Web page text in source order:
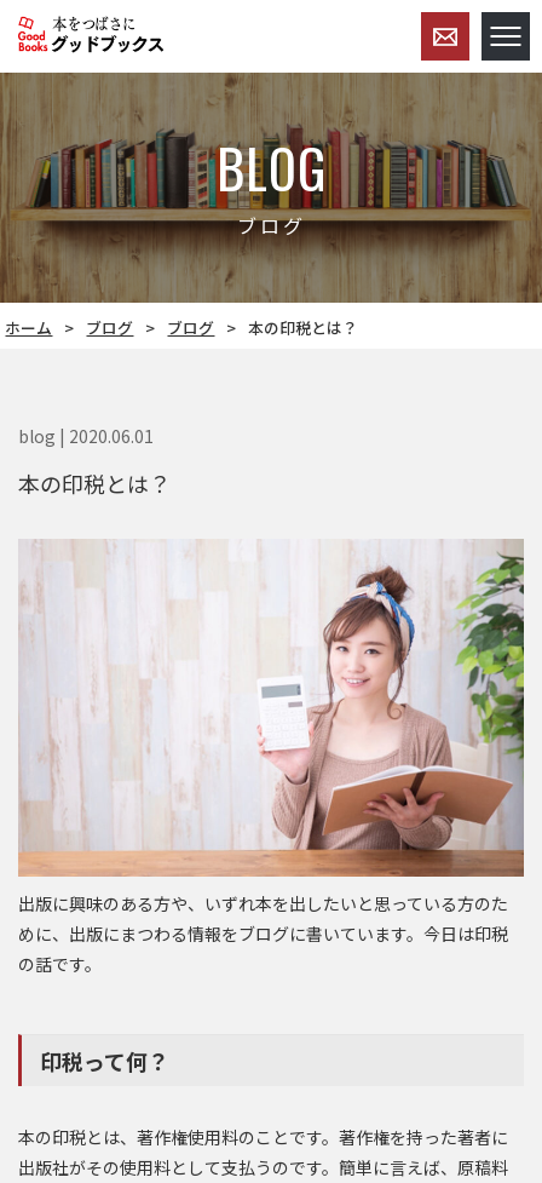
BLOG
ブログ
ホーム ブログ ブログ 本の印税とは？
blog | 2020.06.01
本の印税とは？
出版に興味のある方や、いずれ本を出したいと思っている方のた
めに、出版にまつわる情報をブログに書いています。今日は印税
の話です。
印税って何？
本の印税とは、著作権使用料のことです。著作権を持った著者に
出版社がその使用料として支払うのです。簡単に言えば、原稿料